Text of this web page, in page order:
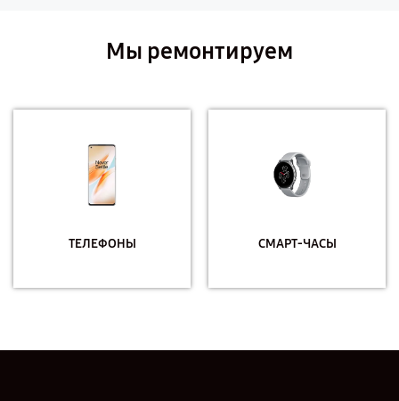
Мы ремонтируем
ТЕЛЕФОНЫ СМАРТ-ЧАСЫ